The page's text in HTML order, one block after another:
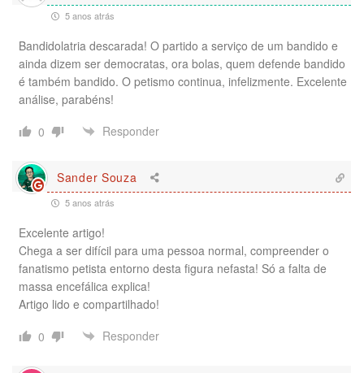
5 anos atrás
Bandidolatria descarada! O partido a serviço de um bandido e
ainda dizem ser democratas, ora bolas, quem defende bandido
é também bandido. O petismo continua, infelizmente. Excelente
análise, parabéns!
0
Responder
Sander Souza
5 anos atrás
Excelente artigo!
Chega a ser difícil para uma pessoa normal, compreender o
fanatismo petista entorno desta figura nefasta! Só a falta de
massa encefálica explica!
Artigo lido e compartilhado!
0
Responder